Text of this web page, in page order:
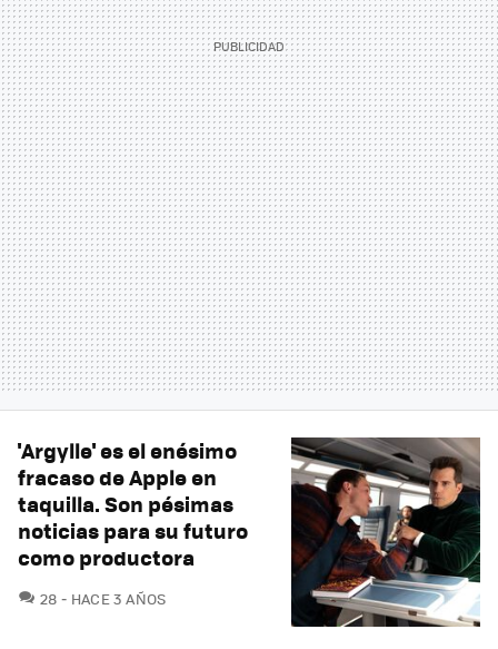
'Argylle' es el enésimo
fracaso de Apple en
taquilla. Son pésimas
noticias para su futuro
como productora
28 COMENTARIOS
HACE 3 AÑOS